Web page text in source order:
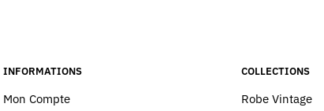
choisies
choisies
INFORMATIONS
Mon Compte
COLLECTIONS
Robe Vintage